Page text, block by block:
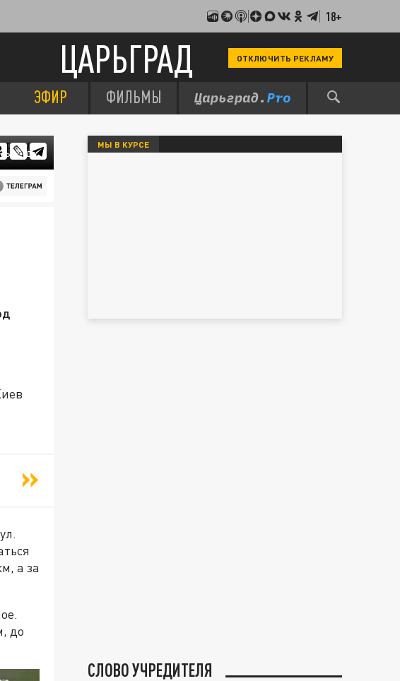
18+
ЦАРЬГРАД ОТКЛЮЧИТЬ РЕКЛАМУ
ЭФИР ФИЛЬМЫ
а за
до
МЫ В КУРСЕ
СЛОВО УЧРЕДИТЕЛЯ